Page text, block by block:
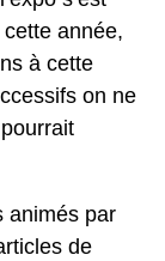
année,
à cette
on ne
animés par
de